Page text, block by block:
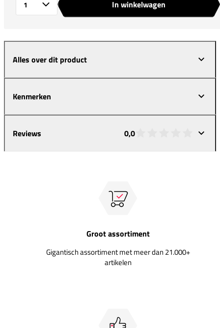
In winkelwagen
Alles over dit product
Kenmerken
Reviews 0,0
Groot assortiment
Gigantisch assortiment met meer dan 21.000+
artikelen